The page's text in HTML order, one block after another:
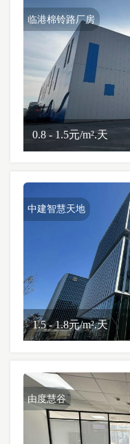
临港棉铃路厂房
0.8 - 1.5元/m².天
中建智慧天地
1.5 - 1.8元/m².天
由度慧谷